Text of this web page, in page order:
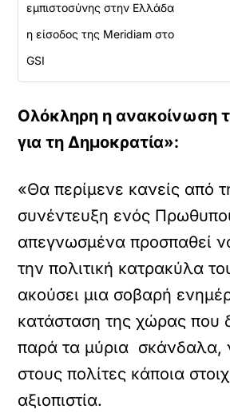
εμπιστοσύνης στην Ελλάδα
η είσοδος της Meridiam στο
GSI
Ολόκληρη η ανακοίνωση
για τη Δημοκρατία»:
«Θα περίμενε κανείς από
συνέντευξη ενός
απεγνωσμένα προσπαθεί
την πολιτική κατρακύλα
ακούσει μια σοβαρή
κατάσταση της χώρας που
παρά τα μύρια σκάνδαλα,
στους πολίτες κάποια
αξιοπιστία.